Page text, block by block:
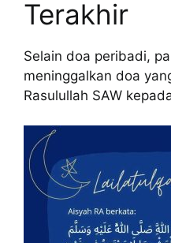
Terakhir
Selain doa peribadi,
meninggalkan doa
Rasulullah SAW